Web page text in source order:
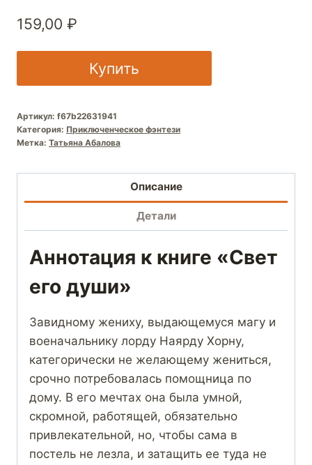
159,00 ₽
Купить
Артикул: f67b22631941
Категория: Приключенческое фэнтези
Метка: Татьяна Абалова
Описание
Детали
Аннотация к книге «Свет
его души»
Завидному жениху, выдающемуся магу и
военачальнику лорду Наярду Хорну,
категорически не желающему жениться,
срочно потребовалась помощница по
дому. В его мечтах она была умной,
скромной, работящей, обязательно
привлекательной, но, чтобы сама в
постель не лезла, и затащить ее туда не